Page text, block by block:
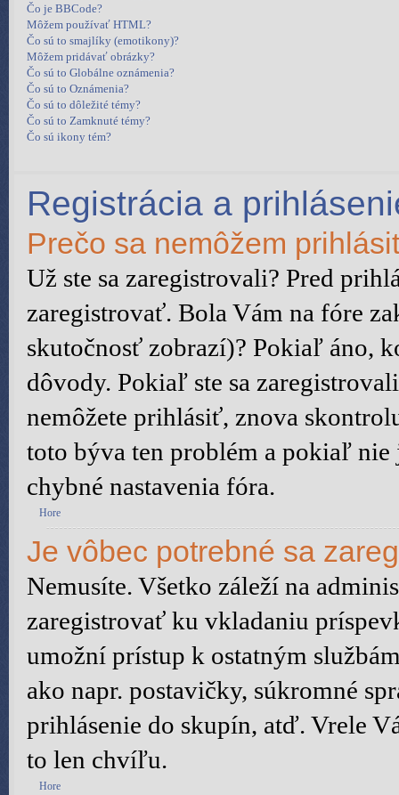
Čo je BBCode?
Môžem používať HTML?
Čo sú to smajlíky (emotikony)?
Môžem pridávať obrázky?
Čo sú to Globálne oznámenia?
Čo sú to Oznámenia?
Čo sú to dôležité témy?
Čo sú to Zamknuté témy?
Čo sú ikony tém?
Registrácia a
Prečo sa nemôžem
Už ste sa zaregistrovali? Pred
zaregistrovať. Bola Vám na fóre
skutočnosť zobrazí)? Pokiaľ áno,
dôvody. Pokiaľ ste sa
nemôžete prihlásiť, znova
toto býva ten problém a pokiaľ
chybné nastavenia fóra.
Hore
Je vôbec potrebné sa
Nemusíte. Všetko záleží na
zaregistrovať ku vkladaniu
umožní prístup k ostatným
ako napr. postavičky, súkromné
prihlásenie do skupín, atď. Vrele
to len chvíľu.
Hore